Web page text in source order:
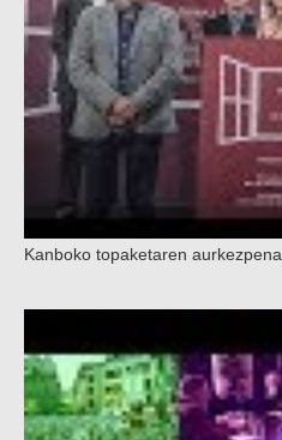
Kanboko topaketaren aurkezpena